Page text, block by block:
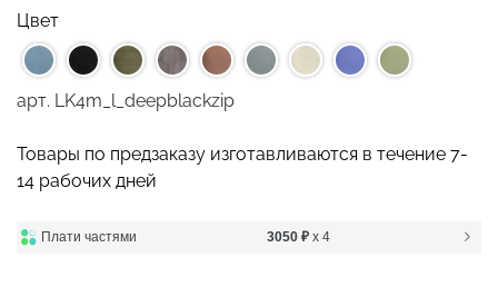
арт. LK4m_l_deepblackzip
Цвет
Товары по предзаказу изготавливаются в течение 7-
14 рабочих дней
Плати частями 3050 ₽ x 4